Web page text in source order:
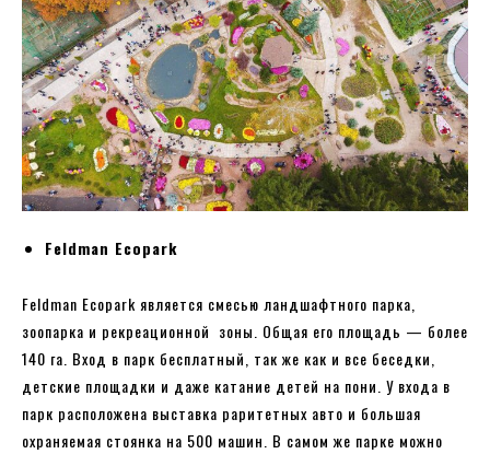
Feldman Eсopark
Feldman Ecopark является смесью ландшафтного парка,
зоопарка и рекреационной зоны. Общая его площадь — более
140 га. Вход в парк бесплатный, так же как и все беседки,
детские площадки и даже катание детей на пони. У входа в
парк расположена выставка раритетных авто и большая
охраняемая стоянка на 500 машин. В самом же парке можно